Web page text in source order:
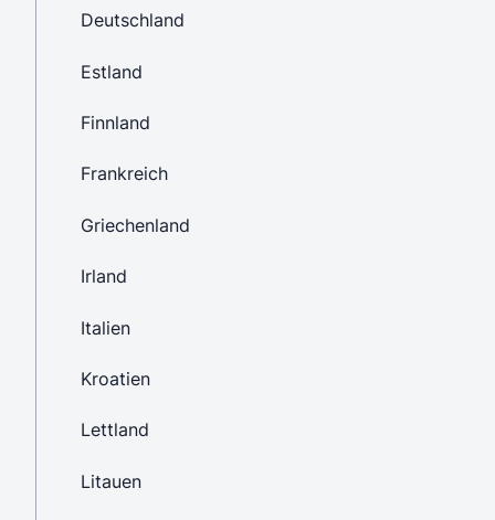
Deutschland
Estland
Finnland
Frankreich
Griechenland
Irland
Italien
Kroatien
Lettland
Litauen